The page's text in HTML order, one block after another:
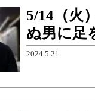
5/14（火
ぬ男に足
2024.5.21